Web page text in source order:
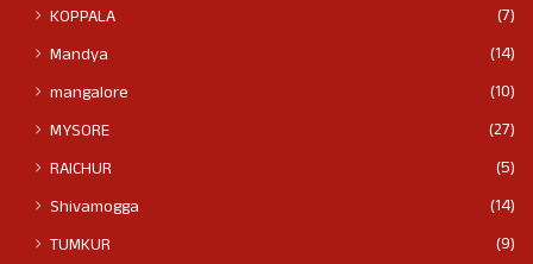
KOPPALA
(7)
Mandya
(14)
mangalore
(10)
MYSORE
(27)
RAICHUR
(5)
Shivamogga
(14)
TUMKUR
(9)